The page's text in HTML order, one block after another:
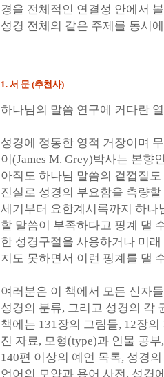
경을 전체적인 연결성 안에서
성경 전체의 같은 주제를 동시
1. 서 문 (추천사)
하나님의 말씀 연구에 커다란
성경에 정통한 영적 거장이며
이(James M. Grey)박사는 본향
아직도 하나님 말씀의 겉껍질
진실로 성경의 부요함을 측량
세기부터 요한계시록까지 하나
할 말씀이 부족하다고 핑계 댈
한 성경구절을 사용하거나 미
지도 못하면서 이런 핑계를 댈
여러분은 이 책에서 모든 신자
성경의 분류, 그리고 성경의 각
책에는 131장의 그림들, 12장
진 자료, 모형(type)과 인물 공
140편 이상의 예언 목록, 성경
언어의 모양과 용어 사전, 성경